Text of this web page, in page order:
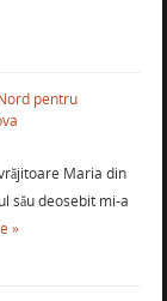
pentru
Maria din
său deosebit mi-a
»